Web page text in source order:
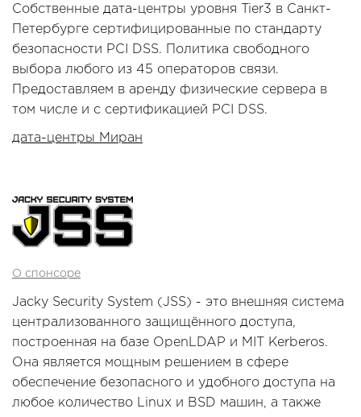
Собственные дата-центры уровня Tier3 в Санкт-
Петербурге сертифицированные по стандарту
безопасности PCI DSS. Политика свободного
выбора любого из 45 операторов связи.
Предоставляем в аренду физические сервера в
том числе и с сертификацией PCI DSS.
дата-центры Миран
О спонсоре
Jacky Security System (JSS) - это внешняя система
централизованного защищённого доступа,
построенная на базе OpenLDAP и MIT Kerberos.
Она является мощным решением в сфере
обеспечение безопасного и удобного доступа на
любое количество Linux и BSD машин, а также